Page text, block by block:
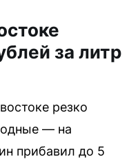
за литр
резко
— на
прибавил до 5